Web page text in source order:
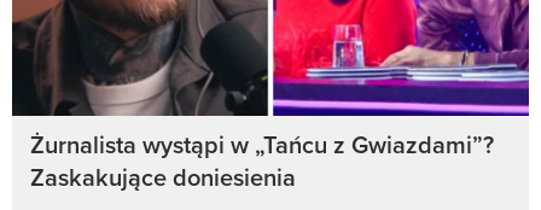
Żurnalista wystąpi w „Tańcu z Gwiazdami”?
Zaskakujące doniesienia